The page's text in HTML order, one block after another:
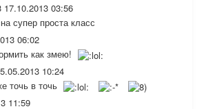
17.10.2013 03:56
супер проста класс
06:02
как змею!
10:24
точь в точь
11:59